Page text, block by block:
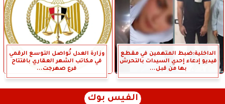
الداخلية:ضبط المتهمين في مقطع
فيديو إدعاء إحدي السيدات بالتحرش
بها من قبل...
وزارة العدل تُواصل التوسع الرقمي
في مكاتب الشهر العقاري بافتتاح
فرع صهرجت...
الفيس بوك